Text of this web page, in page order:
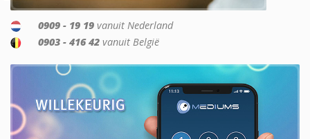
0909 - 19 19 vanuit Nederland
0903 - 416 42 vanuit België